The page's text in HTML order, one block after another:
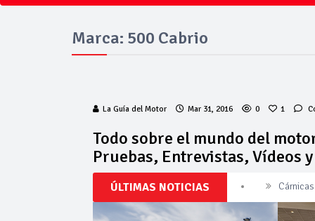
Marca: 500 Cabrio
La Guía del Motor Mar 31, 2016 0 1
Todo sobre el mundo del
Pruebas, Entrevistas, Vídeos
ÚLTIMAS NOTICIAS
La